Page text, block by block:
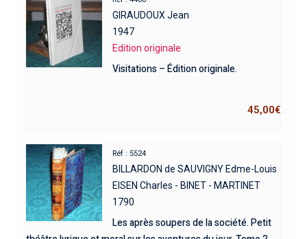
GIRAUDOUX Jean
1947
Edition originale
Visitations – Édition originale.
45,00€
Réf : 5524
BILLARDON de SAUVIGNY Edme-Louis
EISEN Charles - BINET - MARTINET
1790
Les après soupers de la société. Petit